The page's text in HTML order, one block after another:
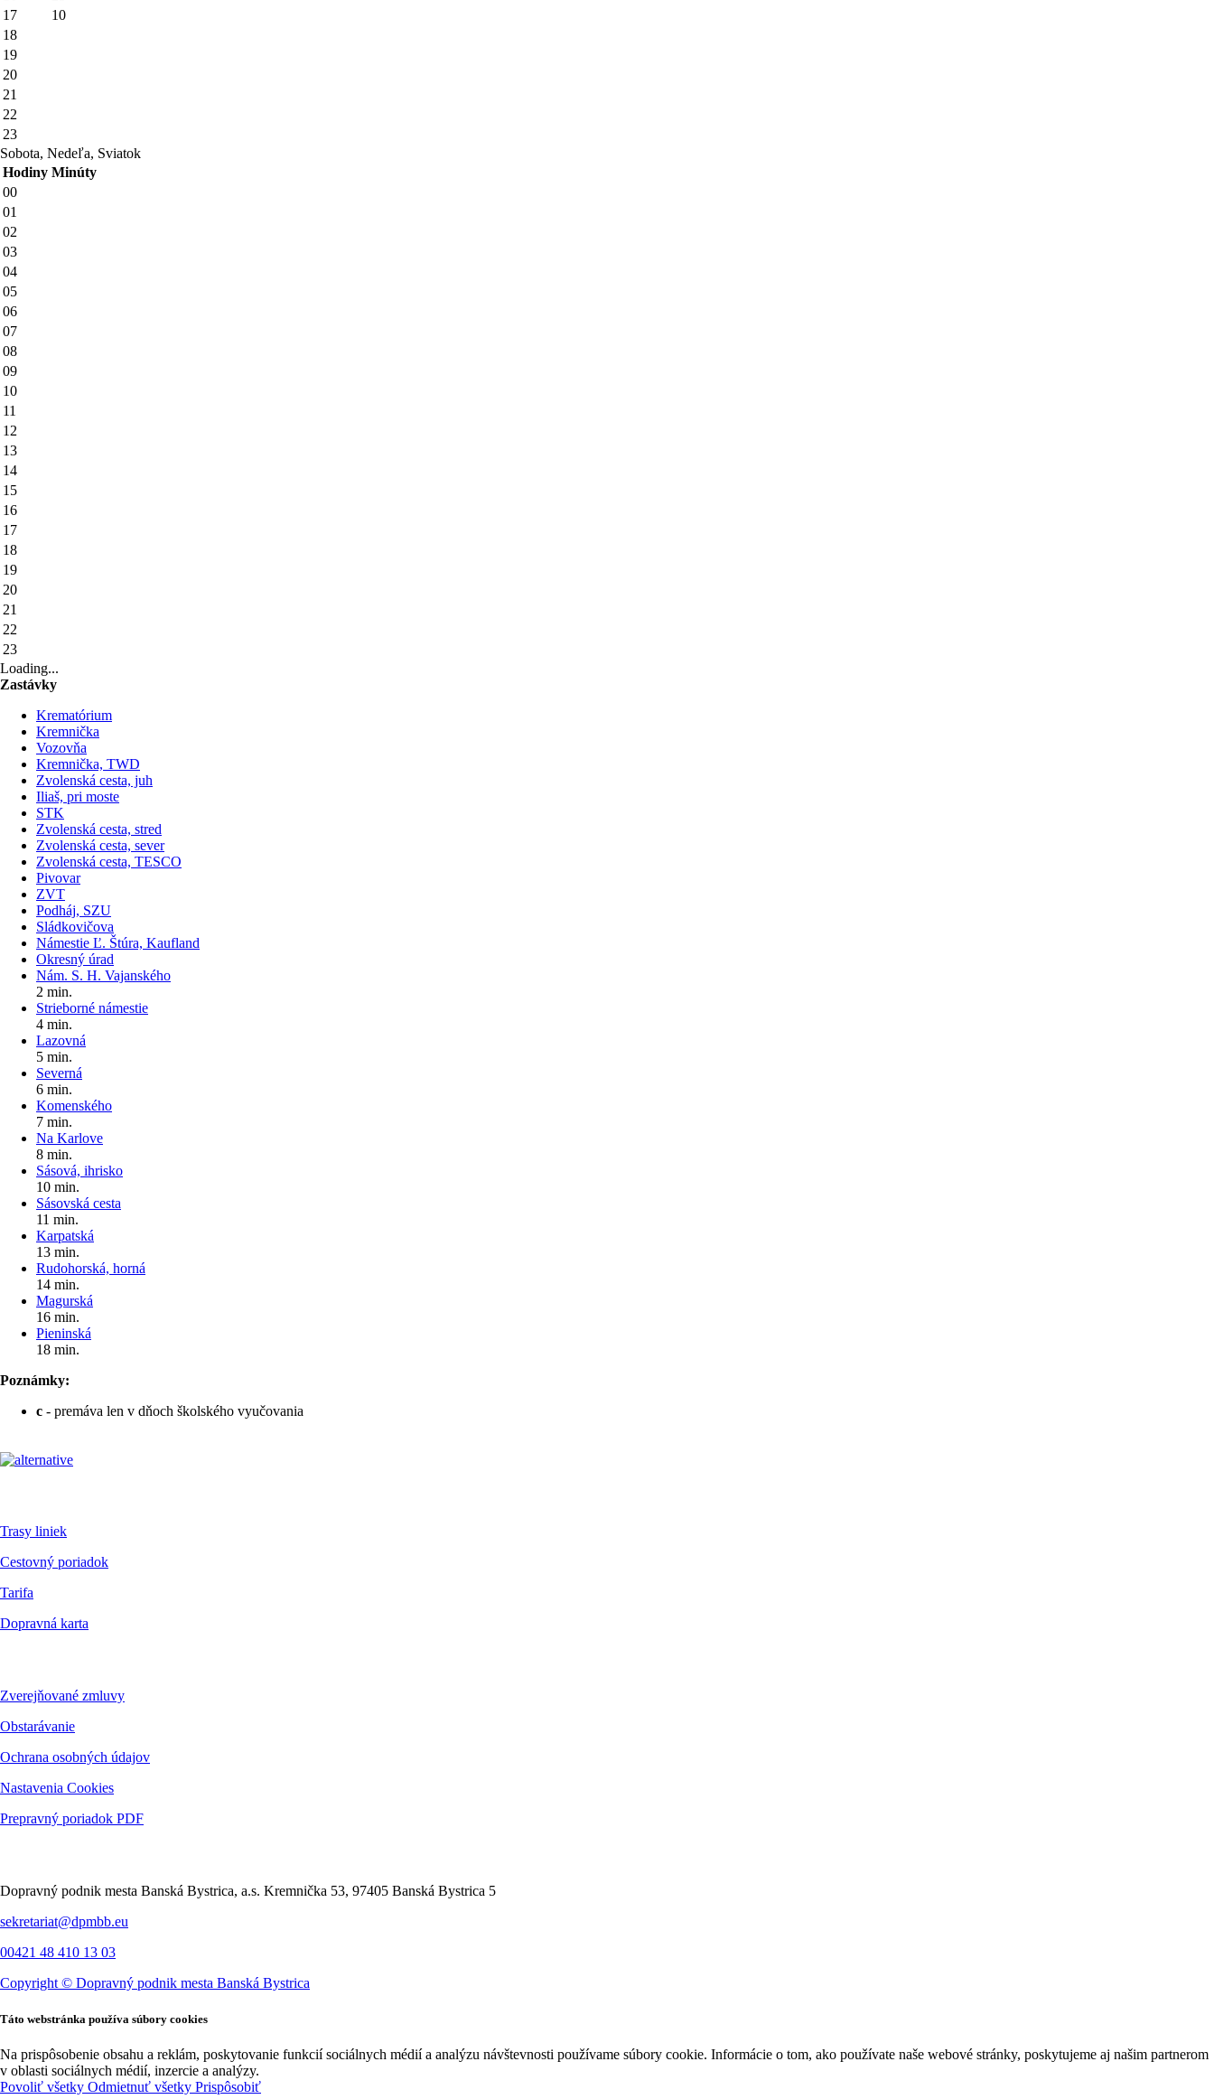
17
10
18
19
20
21
22
23
Sobota, Nedeľa, Sviatok
Hodiny Minúty
00
01
02
03
04
05
06
07
08
09
10
11
12
13
14
15
16
17
18
19
20
21
22
23
Loading...
Zastávky
Krematórium
Kremnička
Vozovňa
Kremnička, TWD
Zvolenská cesta, juh
Iliaš, pri moste
STK
Zvolenská cesta, stred
Zvolenská cesta, sever
Zvolenská cesta, TESCO
Pivovar
ZVT
Podháj, SZU
Sládkovičova
Námestie Ľ. Štúra, Kaufland
Okresný úrad
Nám. S. H. Vajanského
2 min.
Strieborné námestie
4 min.
Lazovná
5 min.
Severná
6 min.
Komenského
7 min.
Na Karlove
8 min.
Sásová, ihrisko
10 min.
Sásovská cesta
11 min.
Karpatská
13 min.
Rudohorská, horná
14 min.
Magurská
16 min.
Pieninská
18 min.
Poznámky:
c - premáva len v dňoch školského vyučovania
Trasy liniek
Cestovný poriadok
Tarifa
Dopravná karta
Zverejňované zmluvy
Obstarávanie
Ochrana osobných údajov
Nastavenia Cookies
Prepravný poriadok PDF
Dopravný podnik mesta Banská Bystrica, a.s. Kremnička 53, 97405 Banská Bystrica 5
sekretariat@dpmbb.eu
00421 48 410 13 03
Copyright © Dopravný podnik mesta Banská Bystrica
Táto webstránka používa súbory cookies
Na prispôsobenie obsahu a reklám, poskytovanie funkcií sociálnych médií a analýzu návštevnosti používame súbory cookie. Informácie o tom, ako používate naše webové stránky, poskytujeme aj našim partnerom
v oblasti sociálnych médií, inzercie a analýzy.
Povoliť všetky Odmietnuť všetky Prispôsobiť